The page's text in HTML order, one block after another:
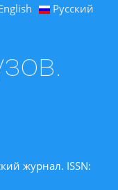
Русский
журнал. ISSN: